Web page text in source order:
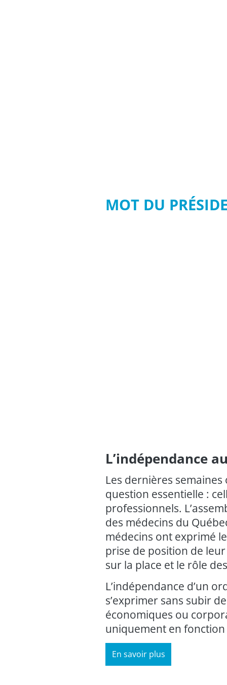
MOT DU
L’indépendance
Les dernières
question essentielle :
professionnels.
des médecins du
médecins ont exprimé
prise de position de
sur la place et le rôle
L’indépendance d’un
s’exprimer sans subir
économiques ou
uniquement en
En savoir plus